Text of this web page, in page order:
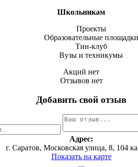
Школьникам
Проекты
Образовательные площадки
Тин-клуб
Вузы и техникумы
Акций нет
Отзывов нет
Добавить свой отзыв
Адрес:
г. Саратов, ​Московская улица, 8, ​104
Показать на карте